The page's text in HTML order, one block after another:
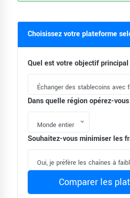
Choisissez votre plateforme
Quel est votre objectif
Échanger des stablecoins avec
Dans quelle région opérez-
Monde entier
Souhaitez-vous minimiser les
Oui, je préfère les chaînes à
Comparer les